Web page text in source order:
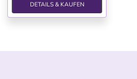
DETAILS & KAUFEN